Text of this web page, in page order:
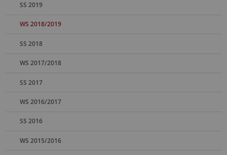
SS 2019
WS 2018/2019
SS 2018
WS 2017/2018
SS 2017
WS 2016/2017
SS 2016
WS 2015/2016